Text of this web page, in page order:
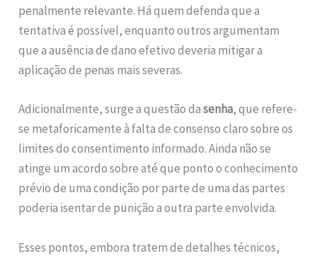
penalmente relevante. Há quem defenda que a
tentativa é possível, enquanto outros argumentam
que a ausência de dano efetivo deveria mitigar a
aplicação de penas mais severas.
Adicionalmente, surge a questão dasenha, que refere-
se metaforicamente à falta de consenso claro sobre os
limites do consentimento informado. Ainda não se
atinge um acordo sobre até que ponto o conhecimento
prévio de uma condição por parte de uma das partes
poderia isentar de punição a outra parte envolvida.
Esses pontos, embora tratem de detalhes técnicos,